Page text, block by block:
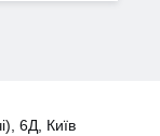
6Д, Київ